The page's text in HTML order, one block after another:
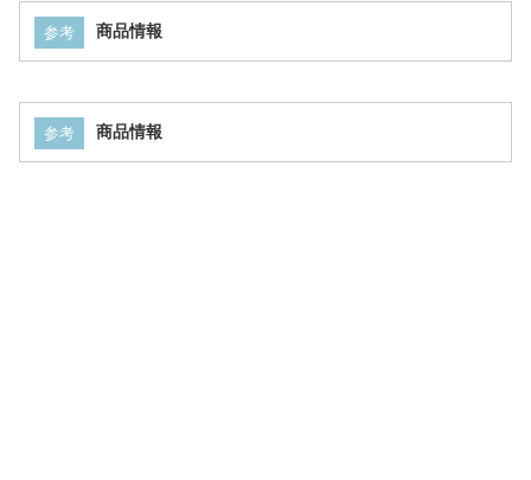
参考 商品情報
参考 商品情報